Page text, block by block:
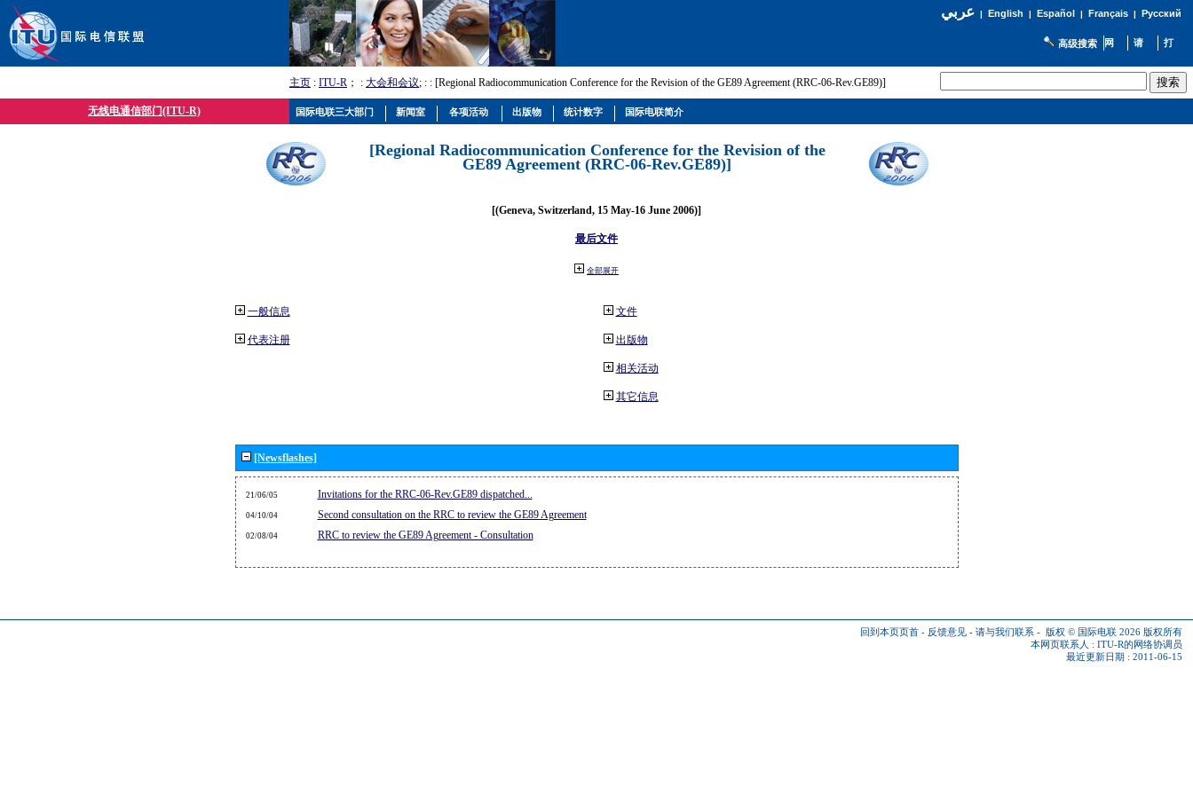
عربي| English | Español | Français| Русский
高级搜索
主页 : ITU-R ； : 大会和会议; : : [Regional Radiocommunication Conference for the Revision of the GE89 Agreement (RRC-06-Rev.GE89)]
无线电通信部门(ITU-R)
[Regional Radiocommunication Conference for the Revision of the
GE89 Agreement (RRC-06-Rev.GE89)]
[(Geneva, Switzerland, 15 May-16 June 2006)]
最后文件
全部展开
一般信息
代表注册
文件
出版物
相关活动
其它信息
[Newsflashes]
21/06/05 Invitations for the RRC-06-Rev.GE89 dispatched...
04/10/04 Second consultation on the RRC to review the GE89 Agreement
02/08/04 RRC to review the GE89 Agreement - Consultation
回到本页页首 - 反馈意见 - 请与我们联系 - 版权 © 国际电联 2026 版权所有
本网页联系人 : ITU-R的网络协调员
最近更新日期 : 2011-06-15
国际电联三大部门 新闻室 各项活动 出版物 统计数字 国际电联简介